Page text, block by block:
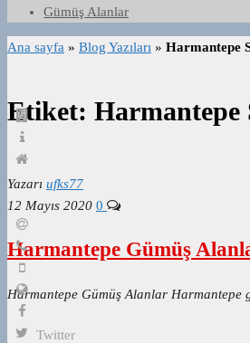
Gümüş Alanlar
Ana sayfa » Blog Yazıları » Harmantepe
Etiket:
Yazarı ufks77
12 Mayıs 2020 0
Harmantepe Gümüş
Harmantepe Gümüş Alanlar Harmantepe
Twitter